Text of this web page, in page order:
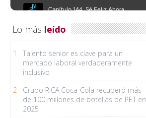
Lo más leído
1
Talento senior es clave para un
mercado laboral verdaderamente
inclusivo
2
Grupo RICA Coca-Cola recuperó más
de 100 millones de botellas de PET en
2025